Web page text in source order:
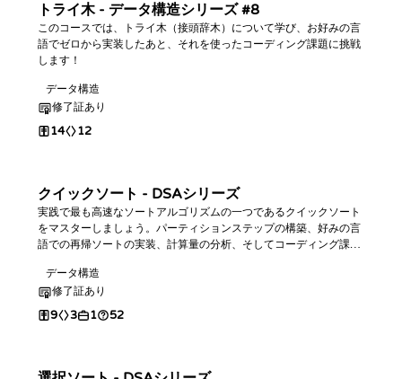
トライ木 - データ構造シリーズ #8
このコースでは、トライ木（接頭辞木）について学び、お好みの言
語でゼロから実装したあと、それを使ったコーディング課題に挑戦
します！
データ構造
修了証あり
14 12
クイックソート - DSAシリーズ
実践で最も高速なソートアルゴリズムの一つであるクイックソート
をマスターしましょう。パーティションステップの構築、好みの言
語での再帰ソートの実装、計算量の分析、そしてコーディング課題
データ構造
修了証あり
9 3 1 52